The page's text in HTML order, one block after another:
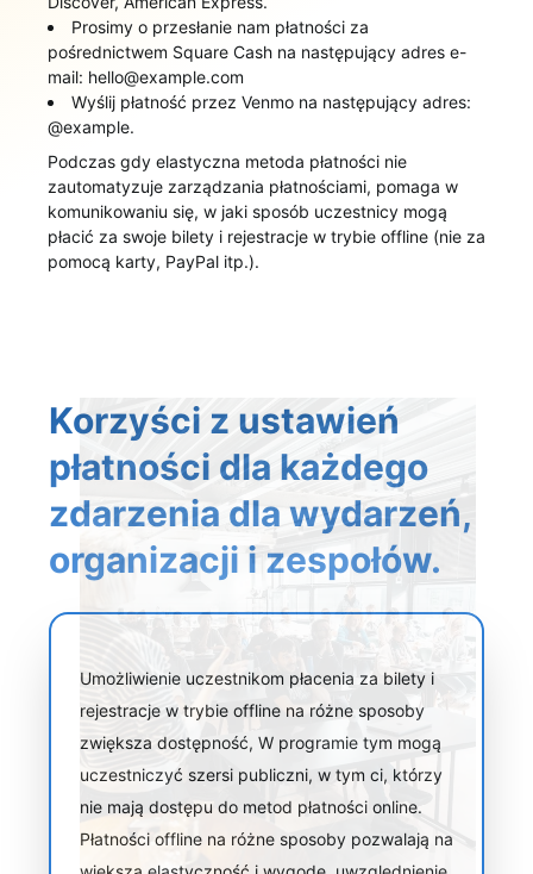
Prosimy o przesłanie nam płatności za
pośrednictwem Square Cash na następujący adres e-
mail: hello@example.com
Wyślij płatność przez Venmo na następujący adres:
@example.
Podczas gdy elastyczna metoda płatności nie
zautomatyzuje zarządzania płatnościami, pomaga w
komunikowaniu się, w jaki sposób uczestnicy mogą
płacić za swoje bilety i rejestracje w trybie offline (nie za
pomocą karty, PayPal itp.).
Korzyści z ustawień
płatności dla każdego
zdarzenia dla wydarzeń,
organizacji i zespołów.
Umożliwienie uczestnikom płacenia za bilety i
rejestracje w trybie offline na różne sposoby
zwiększa dostępność, W programie tym mogą
uczestniczyć szersi publiczni, w tym ci, którzy
nie mają dostępu do metod płatności online.
Płatności offline na różne sposoby pozwalają na